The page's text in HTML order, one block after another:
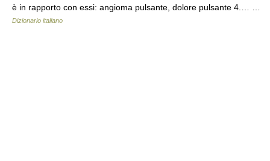
è in rapporto con essi: angioma pulsante, dolore pulsante 4.… …
Dizionario italiano